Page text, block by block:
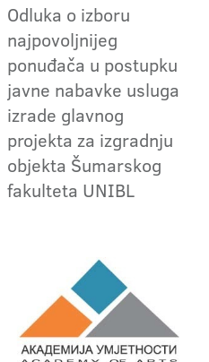
Odluka o izboru
najpovoljnijeg
ponuđača u postupku
javne nabavke usluga
izrade glavnog
projekta za izgradnju
objekta Šumarskog
fakulteta UNIBL